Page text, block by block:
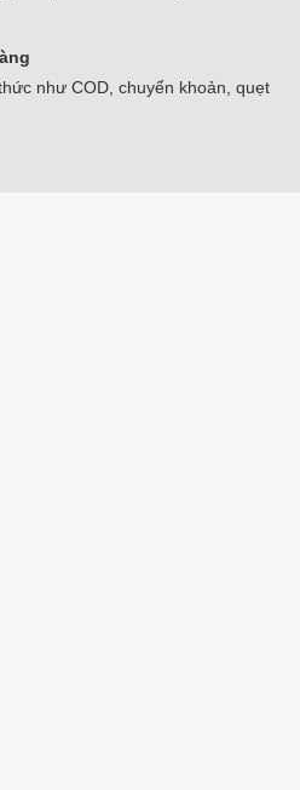
như COD, chuyển khoản, quẹt